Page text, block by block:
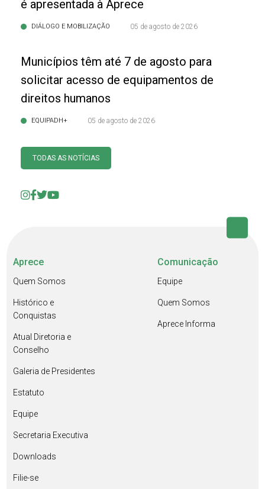
é apresentada à Aprece
DIÁLOGO E MOBILIZAÇÃO 05 de agosto de 2026
Municípios têm até 7 de agosto para
solicitar acesso de equipamentos de
direitos humanos
EQUIPADH+ 05 de agosto de 2026
TODAS AS NOTÍCIAS
Aprece
Quem Somos
Histórico e
Conquistas
Atual Diretoria e
Conselho
Galeria de Presidentes
Estatuto
Equipe
Secretaria Executiva
Downloads
Filie-se
Comunicação
Equipe
Quem Somos
Aprece Informa